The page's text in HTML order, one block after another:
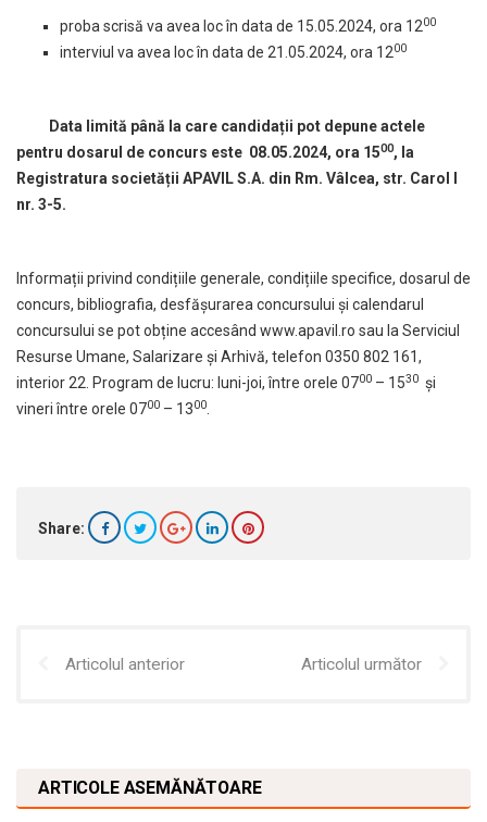
proba scrisă va avea loc în data de 15.05.2024, ora 1200
interviul va avea loc în data de 21.05.2024, ora 1200
Data limită până la care candidații pot depune actele
pentru dosarul de concurs este 08.05.2024, ora 1500, la
Registratura societății APAVIL S.A. din Rm. Vâlcea, str. Carol I
nr. 3-5.
Informații privind condițiile generale, condițiile specifice, dosarul de
concurs, bibliografia, desfășurarea concursului și calendarul
concursului se pot obține accesând www.apavil.ro sau la Serviciul
Resurse Umane, Salarizare și Arhivă, telefon 0350 802 161,
interior 22. Program de lucru: luni-joi, între orele 0700 – 1530 și
vineri între orele 0700 – 1300
Share:
Articolul anterior Articolul următor
ARTICOLE ASEMĂNĂTOARE